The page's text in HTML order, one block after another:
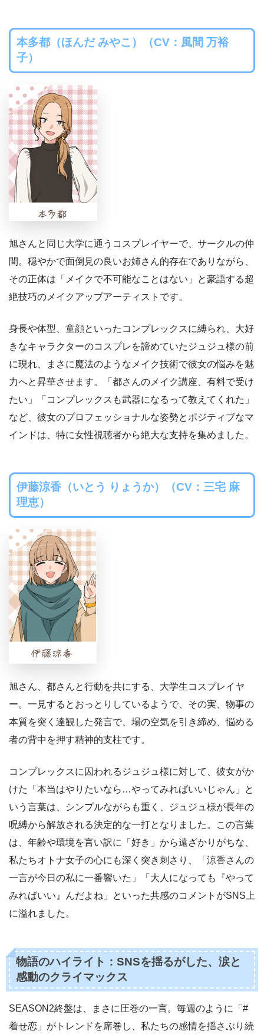
本多都（ほんだ みやこ）（CV：風間 万裕
子）
旭さんと同じ大学に通うコスプレイヤーで、サークルの仲
間。穏やかで面倒見の良いお姉さん的存在でありながら、
その正体は「メイクで不可能なことはない」と豪語する超
絶技巧のメイクアップアーティストです。
身長や体型、童顔といったコンプレックスに縛られ、大好
きなキャラクターのコスプレを諦めていたジュジュ様の前
に現れ、まさに魔法のようなメイク技術で彼女の悩みを魅
力へと昇華させます。「都さんのメイク講座、有料で受け
たい」「コンプレックスも武器になるって教えてくれた」
など、彼女のプロフェッショナルな姿勢とポジティブなマ
インドは、特に女性視聴者から絶大な支持を集めました。
伊藤涼香（いとう りょうか）（CV：三宅 麻
理恵）
旭さん、都さんと行動を共にする、大学生コスプレイヤ
ー。一見するとおっとりしているようで、その実、物事の
本質を突く達観した発言で、場の空気を引き締め、悩める
者の背中を押す精神的支柱です。
コンプレックスに囚われるジュジュ様に対して、彼女がか
けた「本当はやりたいなら…やってみればいいじゃん」と
いう言葉は、シンプルながらも重く、ジュジュ様が長年の
呪縛から解放される決定的な一打となりました。この言葉
は、年齢や環境を言い訳に「好き」から遠ざかりがちな、
私たちオトナ女子の心にも深く突き刺さり、「涼香さんの
一言が今日の私に一番響いた」「大人になっても『やって
みればいい』んだよね」といった共感のコメントがSNS上
に溢れました。
物語のハイライト：SNSを揺るがした、涙と
感動のクライマックス
SEASON2終盤は、まさに圧巻の一言。毎週のように「#
着せ恋」がトレンドを席巻し、私たちの感情を揺さぶり続